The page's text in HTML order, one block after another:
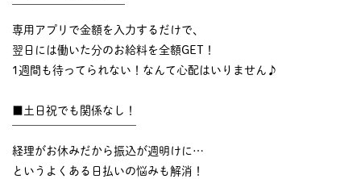
専用アプリで金額を入力するだけで、
翌日には働いた分のお給料を全額GET！
1週間も待ってられない！なんて心配はいりません♪
■土日祝でも関係なし！
経理がお休みだから振込が週明けに…
というよくある日払いの悩みも解消！